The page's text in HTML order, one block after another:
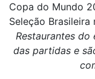
Copa do Mundo
Seleção Brasileira
Restaurantes do
das partidas e